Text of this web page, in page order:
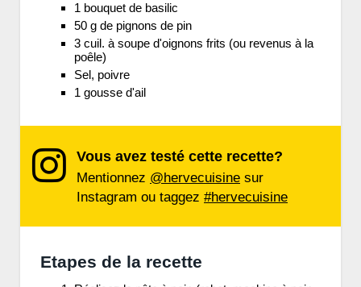
1 bouquet de basilic
50 g de pignons de pin
3 cuil. à soupe d'oignons frits (ou revenus à la
poêle)
Sel, poivre
1 gousse d'ail
Vous avez testé cette recette?
Mentionnez @hervecuisine sur
Instagram ou taggez #hervecuisine
Etapes de la recette